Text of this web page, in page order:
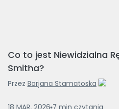
Co to jest Niewidzialna
Smitha?
Przez Borjana Stamatoska
18 MAR, 2026 7 min czytania